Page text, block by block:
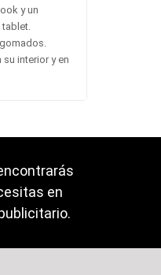
y un
tablet.
su interior y en
en